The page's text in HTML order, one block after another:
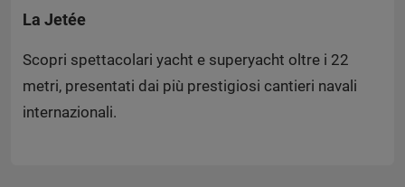
La Jetée
Scopri spettacolari yacht e superyacht oltre i 22
metri, presentati dai più prestigiosi cantieri navali
internazionali.